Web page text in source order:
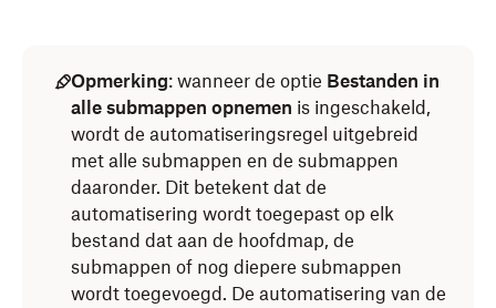
Opmerking: wanneer de optie Bestanden in
alle submappen opnemen is ingeschakeld,
wordt de automatiseringsregel uitgebreid
met alle submappen en de submappen
daaronder. Dit betekent dat de
automatisering wordt toegepast op elk
bestand dat aan de hoofdmap, de
submappen of nog diepere submappen
wordt toegevoegd. De automatisering van de